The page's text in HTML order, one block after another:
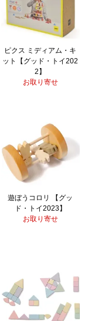
ピクス ミディアム・キ
ット【グッド・トイ202
2】
お取り寄せ
遊ぼうコロリ 【グッ
ド・トイ2023】
お取り寄せ